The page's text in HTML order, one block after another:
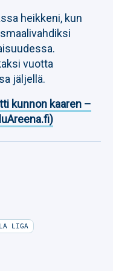
heikkeni, kun
vuotta
jäljellä.
kunnon kaaren –
LA LIGA